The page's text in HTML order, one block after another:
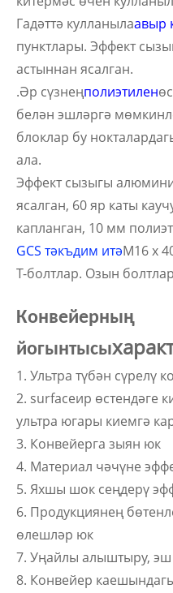
Гадәттә кулланылаавыр
пунктлары. Эффект
астыннан ясалган.
.Әр сүзнеңполиэтилен
белән эшләргә
блоклар бу
ала.
Эффект сызыгы
ясалган, 60 яр каты
капланган, 10 мм
GCS тәкъдим итәМ16 х
Т-болтлар. Озын
Конвейерның
йогынтысы
1. Ультра түбән сүрелү
2. surfaceир өстендәге
ультра югары киемгә
3. Конвейерга зыян юк
4. Материал чәчүне
5. Яхшы шок сеңдерү
6. Продукциянең
өлешләр юк
7. Уңайлы алыштыру, эш
8. Конвейер